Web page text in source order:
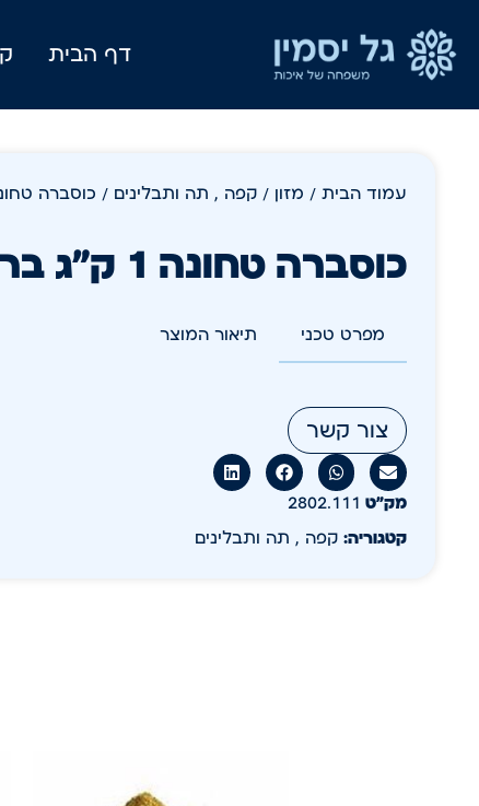
דף הבית
עמוד הבית / מזון / קפה , תה ותבלינים / כוסברה טחונה 1 ק"ג
כוסברה טחונה 1 ק"ג ברמן
מפרט טכני תיאור המוצר
צור קשר
מק״ט 2802.111
קטגוריה: קפה , תה ותבלינים